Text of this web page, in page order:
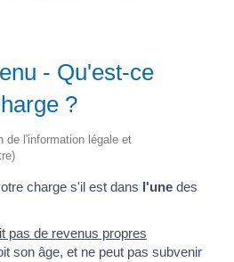
- Qu'est-ce
?
de l'information légale et
charge s'il est dans l'unedes
pas de revenus propres
son âge, et ne peut pas subvenir